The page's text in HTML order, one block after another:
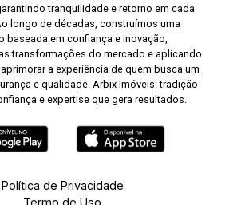
tranquilidade e retorno em cada
longo de décadas, construímos uma
baseada em confiança e inovação,
transformações do mercado e aplicando
a experiência de quem busca um
e qualidade. Arbix Imóveis: tradição
e expertise que gera resultados.
Política de Privacidade
Termo de Uso